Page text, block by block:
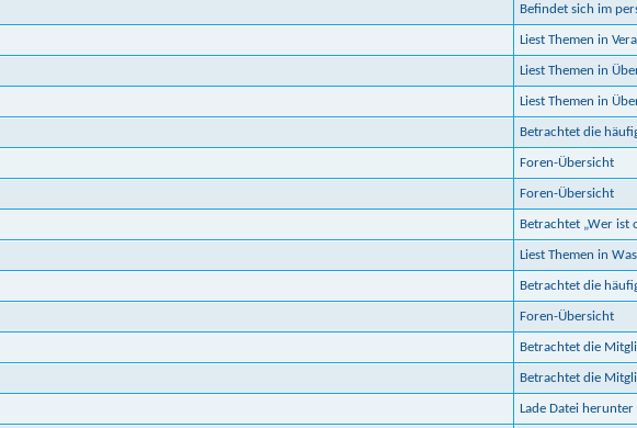
Befindet sich im
Liest Themen in
Liest Themen in
Liest Themen in
Betrachtet die
Foren-Übersicht
Foren-Übersicht
Betrachtet „Wer ist
Liest Themen in
Betrachtet die
Foren-Übersicht
Betrachtet die
Betrachtet die
Lade Datei herunter